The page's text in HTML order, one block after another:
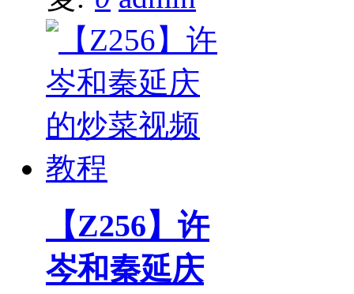
【Z256】许
岑和秦延庆